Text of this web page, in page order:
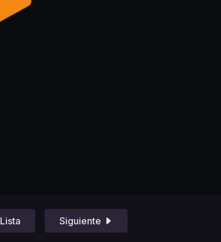
Lista Siguiente